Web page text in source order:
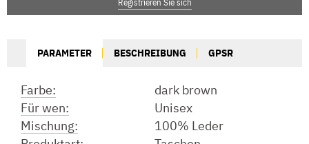
PARAMETER BESCHREIBUNG GPSR
Farbe:
dark brown
Für wen:
Unisex
Mischung:
100% Leder